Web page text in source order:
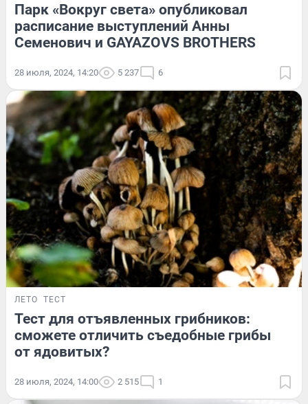
Парк «Вокруг света» опубликовал
расписание выступлений Анны
Семенович и GAYAZOVS BROTHERS
28 июля, 2024, 14:20 5 237 6
ЛЕТО ТЕСТ
Тест для отъявленных грибников:
сможете отличить съедобные грибы
от ядовитых?
28 июля, 2024, 14:00 2 515 1